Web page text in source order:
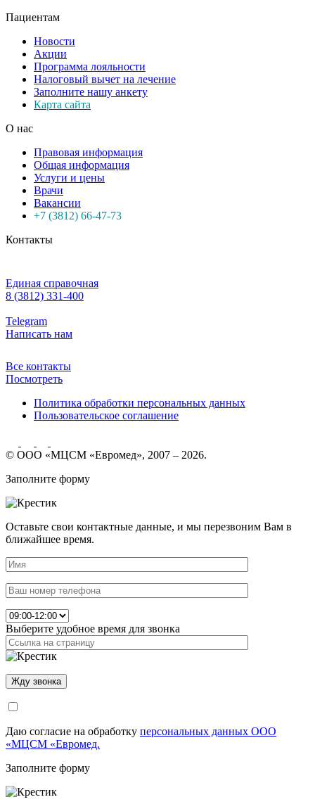
Пациентам
Новости
Акции
Программа лояльности
Налоговый вычет на лечение
Заполните нашу анкету
Карта сайта
О нас
Правовая информация
Общая информация
Услуги и цены
Врачи
Вакансии
+7 (3812) 66-47-73
Контакты
Единая справочная
8 (3812) 331-400
Telegram
Написать нам
Все контакты
Посмотреть
Политика обработки персональных данных
Пользовательское соглашение
© ООО «МЦСМ «Евромед», 2007 – 2026.
Заполните форму
Оставьте свои контактные данные, и мы перезвоним Вам в
ближайшее время.
Выберите удобное время для звонка
Даю согласие на обработку персональных данных ООО
«МЦСМ «Евромед.
Заполните форму